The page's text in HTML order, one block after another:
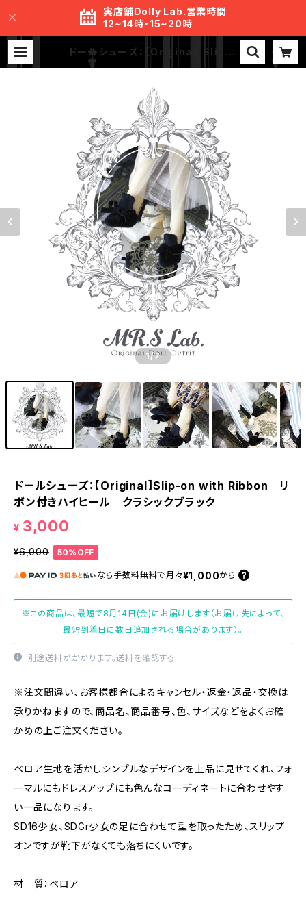
実店舗Dolly Lab.営業時間
12~14時・15~20時
ドールシューズ：【Original】Slip-o
n with Ribbon リボン付きハイヒ
1/7
ドールシューズ：【Original】Slip-on with Ribbon リ
ボン付きハイヒール クラシックブラック
¥ 3,000
¥6,000 50%OFF
なら 手数料無料で 月々¥1,000から
※この商品は、最短で8月14日(金)にお届けします（お届け先によって、
最短到着日に数日追加される場合があります）。
別途送料がかかります。送料を確認する
※注文間違い、お客様都合によるキャンセル・返金・返品・交換は
承りかねますので、商品名、商品番号、色、サイズなどをよくお確
かめの上ご注文ください。
ベロア生地を活かしシンプルなデザインを上品に見せてくれ、フォ
ーマルにもドレスアップにも色んなコーディネートに合わせやす
い一品になります。
SD16少女、SDGr少女の足に合わせて型を取ったため、スリップ
オンですが靴下がなくても落ちにくいです。
材 質：ベロア